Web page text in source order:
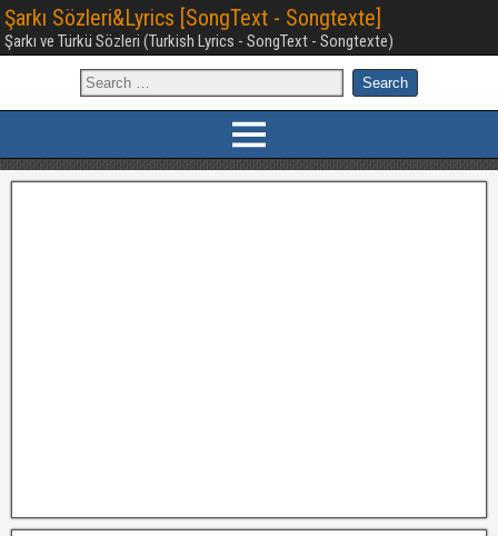
Şarkı Sözleri&Lyrics [SongText - Songtexte]
Şarkı ve Türkü Sözleri (Turkish Lyrics - SongText - Songtexte)